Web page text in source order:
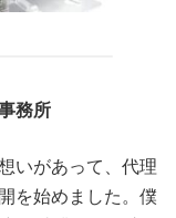
務所
いがあって、代理
を始めました。僕